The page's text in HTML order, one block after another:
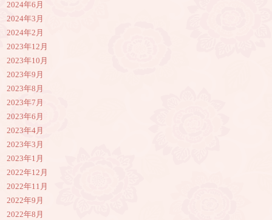
2024年6月
2024年3月
2024年2月
2023年12月
2023年10月
2023年9月
2023年8月
2023年7月
2023年6月
2023年4月
2023年3月
2023年1月
2022年12月
2022年11月
2022年9月
2022年8月